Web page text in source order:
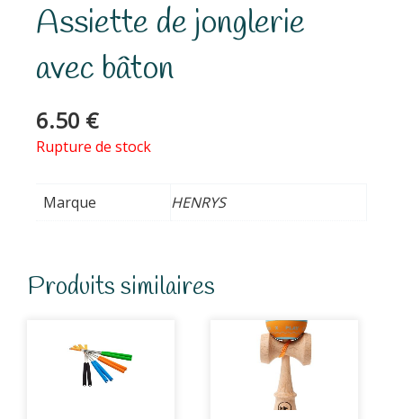
Assiette de jonglerie
avec bâton
6.50 €
Rupture de stock
Marque HENRYS
Produits similaires